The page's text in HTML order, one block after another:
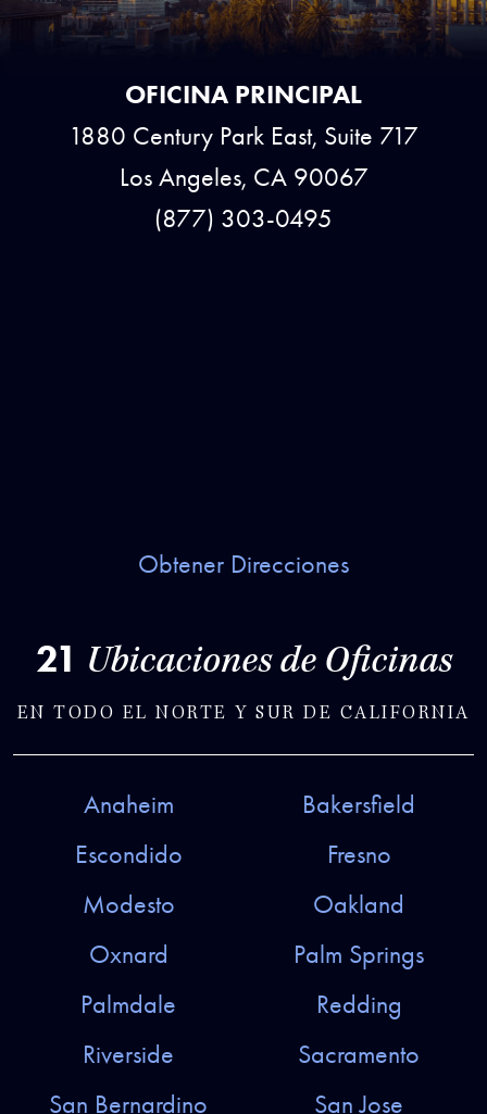
OFICINA PRINCIPAL
1880 Century Park East, Suite 717
Los Angeles, CA 90067
(877) 303-0495
Obtener Direcciones
21 Ubicaciones de Oficinas
EN TODO EL NORTE Y SUR DE CALIFORNIA
Anaheim
Bakersfield
Escondido
Fresno
Modesto
Oakland
Oxnard
Palm Springs
Palmdale
Redding
Riverside
Sacramento
San Bernardino
San Jose